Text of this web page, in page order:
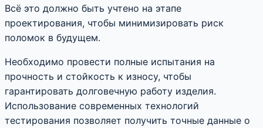
Всё это должно быть учтено на этапе
проектирования, чтобы минимизировать риск
поломок в будущем.
Необходимо провести полные испытания на
прочность и стойкость к износу, чтобы
гарантировать долговечную работу изделия.
Использование современных технологий
тестирования позволяет получить точные данные о